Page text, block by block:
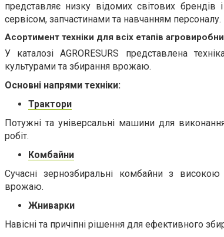
представляє низку відомих світових
сервісом, запчастинами та навчанням персоналу.
Асортимент техніки для всіх етапів
У каталозі AGRORESURS представлена
культурами та збирання врожаю.
Основні напрями техніки:
Трактори
Потужні та універсальні машини для
робіт.
Комбайни
Сучасні зернозбиральні комбайни з
врожаю.
Жниварки
Навісні та причіпні рішення для ефективного